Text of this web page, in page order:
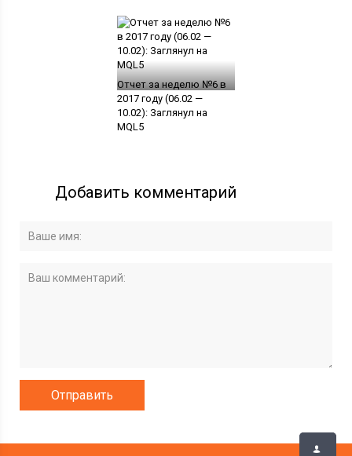
Отчет за неделю №6 в
2017 году (06.02 —
10.02): Заглянул на
MQL5
Добавить комментарий